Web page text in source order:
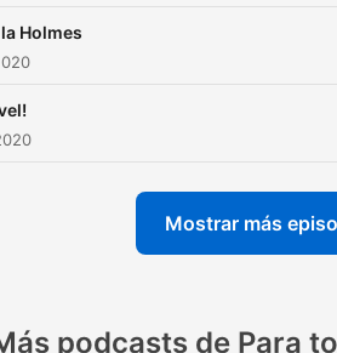
Holmes
Mostrar más
podcasts de Para